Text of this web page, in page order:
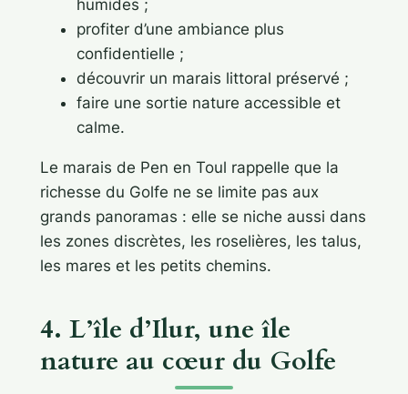
humides ;
profiter d’une ambiance plus
confidentielle ;
découvrir un marais littoral préservé ;
faire une sortie nature accessible et
calme.
Le marais de Pen en Toul rappelle que la
richesse du Golfe ne se limite pas aux
grands panoramas : elle se niche aussi dans
les zones discrètes, les roselières, les talus,
les mares et les petits chemins.
4. L’île d’Ilur, une île
nature au cœur du Golfe